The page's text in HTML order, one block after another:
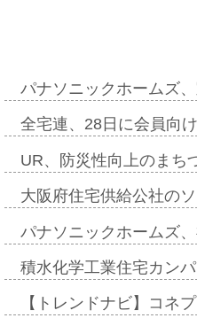
パナソニックホームズ
全宅連、28日に会員向
UR、防災性向上のま
大阪府住宅供給公社の
パナソニックホームズ
積水化学工業住宅カン
【トレンドナビ】コネ